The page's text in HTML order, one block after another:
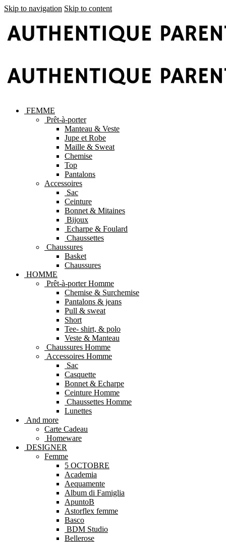
Skip to navigation Skip to content
FEMME
Prêt-à-porter
Manteau & Veste
Jupe et Robe
Maille & Sweat
Chemise
Top
Pantalons
Accessoires
Sac
Ceinture
Bonnet & Mitaines
Bijoux
Echarpe & Foulard
Chaussettes
Chaussures
Basket
Chaussures
HOMME
Prêt-à-porter Homme
Chemise & Surchemise
Pantalons & jeans
Pull & sweat
Short
Tee- shirt, & polo
Veste & Manteau
Chaussures Homme
Accessoires Homme
Sac
Casquette
Bonnet & Echarpe
Ceinture Homme
Chaussettes Homme
Lunettes
And more
Carte Cadeau
Homeware
DESIGNER
Femme
5 OCTOBRE
Academia
Aequamente
Album di Famiglia
ApuntoB
Astorflex femme
Basco
BDM Studio
Bellerose